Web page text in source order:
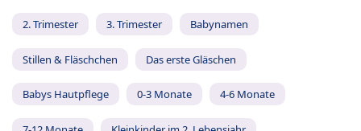
2. Trimester 3. Trimester Babynamen
Stillen & Fläschchen Das erste Gläschen
Babys Hautpflege 0-3 Monate 4-6 Monate